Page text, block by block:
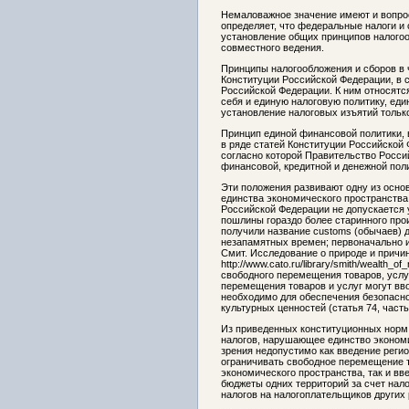
Немаловажное значение имеют и
определяет, что федеральные налоги
установление общих принципов
совместного ведения.
Принципы налогообложения и сборов
Конституции Российской Федерации, в
Российской Федерации. К ним
себя и единую налоговую политику,
установление налоговых изъятий
Принцип единой финансовой политики,
в ряде статей Конституции
согласно которой Правительство
финансовой, кредитной и денежной
Эти положения развивают одну из
единства экономического
Российской Федерации не
пошлины гораздо более старинного
получили название customs (обычаев)
незапамятных времен; первоначально
Смит. Исследование о природе и
http://www.cato.ru/library/smith/
свободного перемещения товаров,
перемещения товаров и услуг могут
необходимо для обеспечения
культурных ценностей (статья 74,
Из приведенных конституционных норм
налогов, нарушающее единство
зрения недопустимо как введение
ограничивать свободное перемещение
экономического пространства, так и
бюджеты одних территорий за счет
налогов на налогоплательщиков других